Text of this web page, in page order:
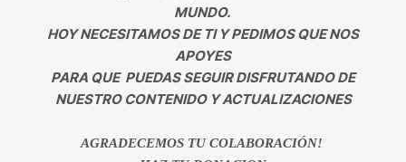
MUNDO.
HOY NECESITAMOS DE TI Y PEDIMOS QUE NOS
APOYES
PARA QUE PUEDAS SEGUIR DISFRUTANDO DE
NUESTRO CONTENIDO Y ACTUALIZACIONES
AGRADECEMOS TU COLABORACIÓN!